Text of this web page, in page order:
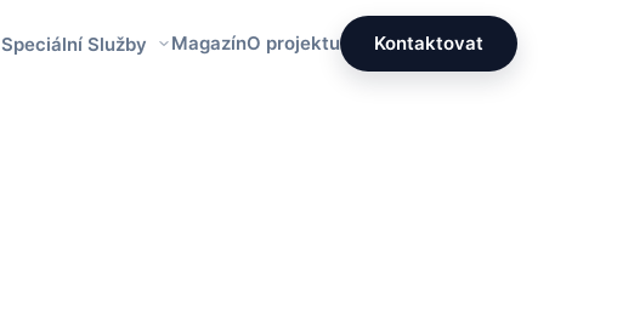
Speciální Služby MagazínO projektu Kontaktovat